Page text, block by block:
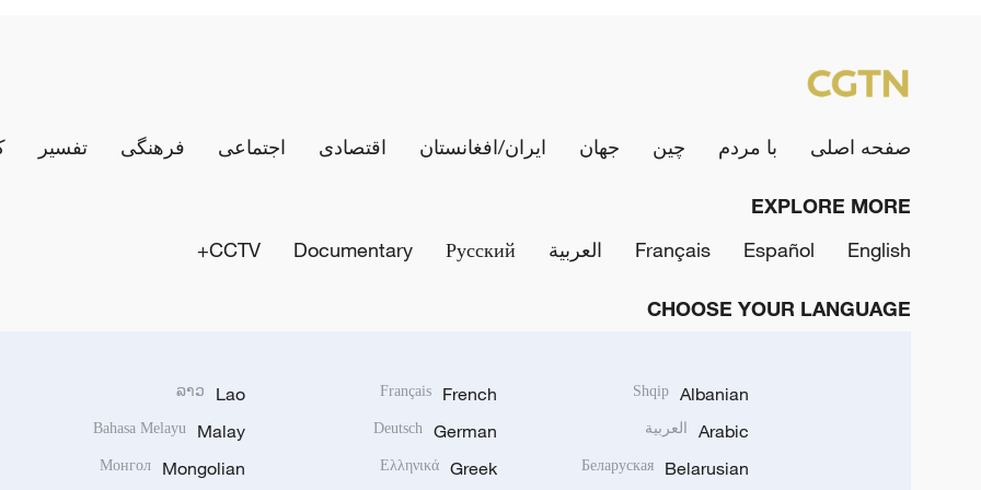
صفحه اصلی با مردم چین جهان ایران/افغانستان اقتصادی اجتماعی فرهنگی تفسیر
EXPLORE MORE
English
Español
Français العربية Русский
Documentary
CCTV+
CHOOSE YOUR LANGUAGE
Albanian
Shqip
Arabic العربية
Belarusian
Беларуская
French
Français
German
Deutsch
Greek
Ελληνικά
Lao
ລາວ
Malay
Bahasa Melayu
Mongolian
Монгол